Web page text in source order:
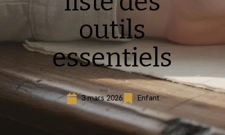
outils
essentiels
3 mars 2026 Enfant